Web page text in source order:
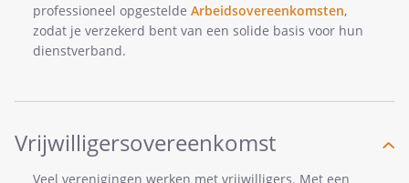
professioneel opgestelde Arbeidsovereenkomsten,
zodat je verzekerd bent van een solide basis voor hun
dienstverband.
Vrijwilligersovereenkomst
Veel verenigingen werken met vrijwilligers. Met een